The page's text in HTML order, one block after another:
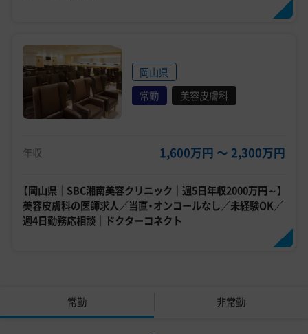
岡山県
常勤
美容皮膚科
年収 1,600万円 〜 2,300万円
【岡山県｜SBC湘南美容クリニック｜週5日年収2000万円～】
美容皮膚科の医師求人／当直・オンコールなし／未経験OK／
週4日勤務応相談｜ドクターコネクト
常勤 非常勤